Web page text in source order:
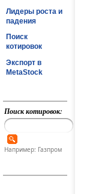
Лидеры роста и
падения
Поиск
котировок
Экспорт в
MetaStock
Поиск котировок:
Например: Газпром